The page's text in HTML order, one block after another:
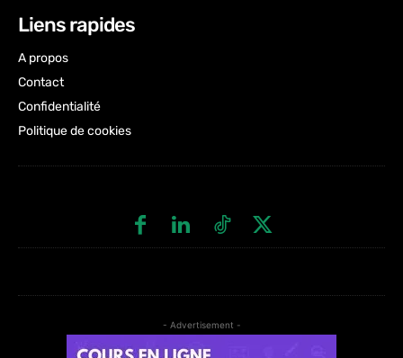
Liens rapides
A propos
Contact
Confidentialité
Politique de cookies
- Advertisement -